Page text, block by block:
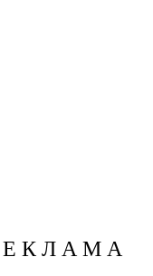
Е К Л А М А